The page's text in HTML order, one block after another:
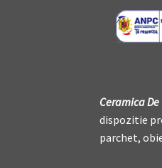
Ceramica De
dispozitie
parchet,